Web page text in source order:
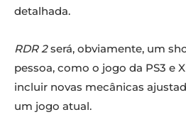
detalhada.
RDR 2será, obviamente, um
pessoa, como o jogo da PS3 e
incluir novas mecânicas
um jogo atual.